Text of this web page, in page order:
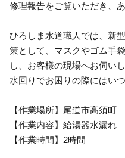
修理報告をご覧いただき、
ひろしま水道職人では、新
策として、マスクやゴム手
し、お客様の現場へお伺い
水回りでお困りの際にはい
【作業場所】尾道市高須町
【作業内容】給湯器水漏れ
【作業時間】2時間